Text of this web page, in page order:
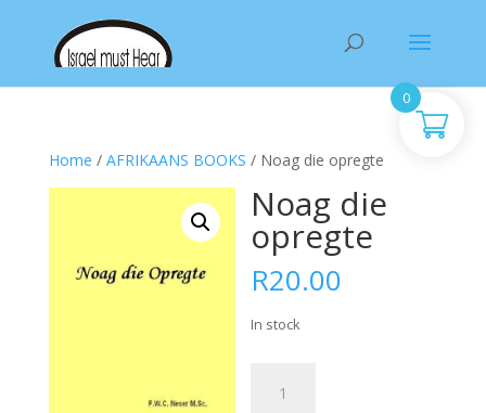
Home / AFRIKAANS BOOKS / Noag die opregte
Noag die
opregte
R20.00
In stock
0